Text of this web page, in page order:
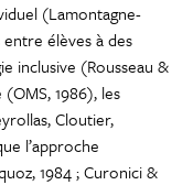
(Lamontagne-
élèves à des
inclusive (Rousseau &
1986), les
Cloutier,
l’approche
1984 ; Curonici &